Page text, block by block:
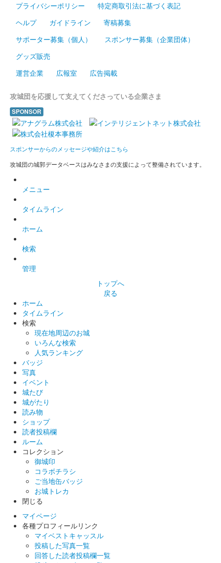
尾曳城（館林城） 御城印
館林城 御城印
100枚限定。ぐんま特使 お習字アイドル Menkoiガールズによる
直書御城印。
館林城 御城印
販売終了
尾曳城（館林城） 御城印
書き版
販売終了
100枚限定
館林城 御城印
販売終了
ぐんま特使Menkoiガールズが文字を担当した。50枚限定
館林城 御城印
館林城 御城印
館林城 御城印
館林城 御城印
館林城 御城印
プライバシーポリシー
特定商取引法に基づく表記
ヘルプ
ガイドライン
寄稿募集
サポーター募集（個人）
スポンサー募集（企業団体）
グッズ販売
運営企業
広報室 広告掲載
攻城団を応援して支えてくださっている企業さま
SPONSOR
スポンサーからのメッセージや紹介はこちら
攻城団の城郭データベースはみなさまの支援によって整備されています。
メニュー
タイムライン
ホーム
検索
管理
トップへ
戻る
ホーム
タイムライン
検索
現在地周辺のお城
いろんな検索
人気ランキング
バッジ
写真
イベント
城たび
城がたり
読み物
ショップ
読者投稿欄
ルーム
コレクション
御城印
コラボチラシ
ご当地缶バッジ
お城トレカ
閉じる
マイページ
各種プロフィールリンク
マイベストキャッスル
投稿した写真一覧
回答した読者投稿欄一覧